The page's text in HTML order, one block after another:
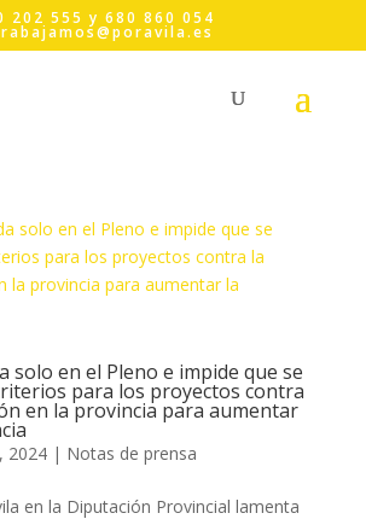
202 555 y 680 860 054
solo en el Pleno e impide que se
para los proyectos contra
en la provincia para aumentar
2024| Notas de prensa
en la Diputación Provincial lamenta